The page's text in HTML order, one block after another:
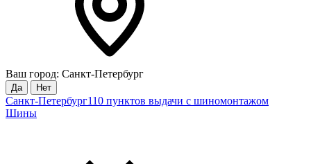
Ваш город: Санкт-Петербург
Да Нет
Санкт-Петербург110 пунктов выдачи с шиномонтажом
Шины